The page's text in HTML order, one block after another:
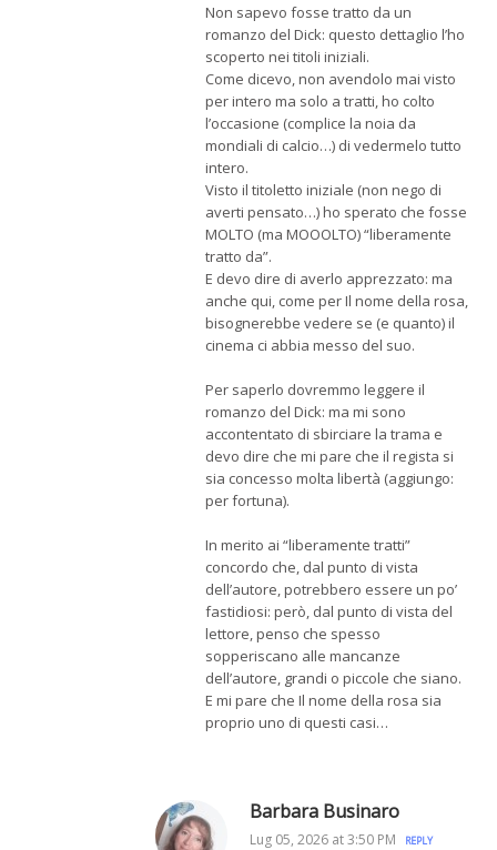
Non sapevo fosse tratto da un
romanzo del Dick: questo dettaglio l’ho
scoperto nei titoli iniziali.
Come dicevo, non avendolo mai visto
per intero ma solo a tratti, ho colto
l’occasione (complice la noia da
mondiali di calcio…) di vedermelo tutto
intero.
Visto il titoletto iniziale (non nego di
averti pensato…) ho sperato che fosse
MOLTO (ma MOOOLTO) “liberamente
tratto da”.
E devo dire di averlo apprezzato: ma
anche qui, come per Il nome della rosa,
bisognerebbe vedere se (e quanto) il
cinema ci abbia messo del suo.
Per saperlo dovremmo leggere il
romanzo del Dick: ma mi sono
accontentato di sbirciare la trama e
devo dire che mi pare che il regista si
sia concesso molta libertà (aggiungo:
per fortuna).
In merito ai “liberamente tratti”
concordo che, dal punto di vista
dell’autore, potrebbero essere un po’
fastidiosi: però, dal punto di vista del
lettore, penso che spesso
sopperiscano alle mancanze
dell’autore, grandi o piccole che siano.
E mi pare che Il nome della rosa sia
proprio uno di questi casi…
Barbara Businaro
Lug 05, 2026 at 3:50 PM REPLY